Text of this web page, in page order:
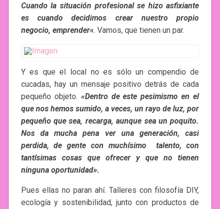
Cuando la situación profesional se hizo asfixiante
es cuando decidimos crear nuestro propio
negocio, emprender«. Vamos, que tienen un par.
Y es que el local no es sólo un compendio de
cucadas, hay un mensaje positivo detrás de cada
pequeño objeto. «Dentro de este pesimismo en el
que nos hemos sumido, a veces, un rayo de luz, por
pequeño que sea, recarga, aunque sea un poquito.
Nos da mucha pena ver una generación, casi
perdida, de gente con muchísimo talento, con
tantísimas cosas que ofrecer y que no tienen
ninguna oportunidad».
Pues ellas no paran ahí. Talleres con filosofía DIY,
ecología y sostenibilidad, junto con productos de